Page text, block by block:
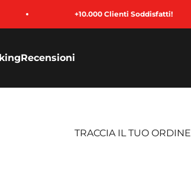
+10.000 Clienti Soddisfatti!
Recensioni
TRACCIA IL TUO ORDINE